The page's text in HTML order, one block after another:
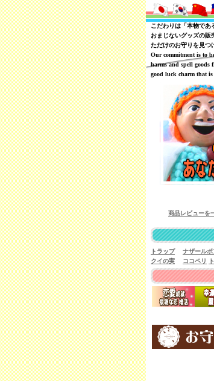
こだわりは「本物であ
おまじないグッズの販
ただけのお守りを見つ
Our commitment is to
harms and spell goods
good luck charm that
商品レビューを一覧
トラップ
ナザールボ
クイの実
ココペリ